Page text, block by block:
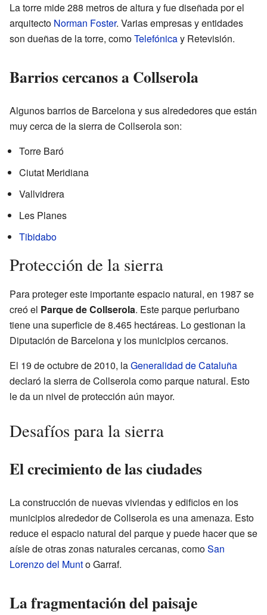
La torre mide 288 metros de altura y fue diseñada por el
arquitecto Norman Foster. Varias empresas y entidades
son dueñas de la torre, comoTelefónicay Retevisión.
Barrios cercanos a Collserola
Algunos barrios de Barcelona y sus alrededores que están
muy cerca de la sierra de Collserola son:
Torre Baró
Ciutat Meridiana
Vallvidrera
Les Planes
Tibidabo
Protección de la sierra
Para proteger este importante espacio natural, en 1987 se
creó el Parque de Collserola. Este parque periurbano
tiene una superficie de 8.465 hectáreas. Lo gestionan la
Diputación de Barcelona y los municipios cercanos.
El 19 de octubre de 2010, laGeneralidad de Cataluña
declaró la sierra de Collserola como parque natural. Esto
le da un nivel de protección aún mayor.
Desafíos para la sierra
El crecimiento de las ciudades
La construcción de nuevas viviendas y edificios en los
municipios alrededor de Collserola es una amenaza. Esto
reduce el espacio natural del parque y puede hacer que se
aísle de otras zonas naturales cercanas, comoSan
Lorenzo del Munto Garraf.
La fragmentación del paisaje